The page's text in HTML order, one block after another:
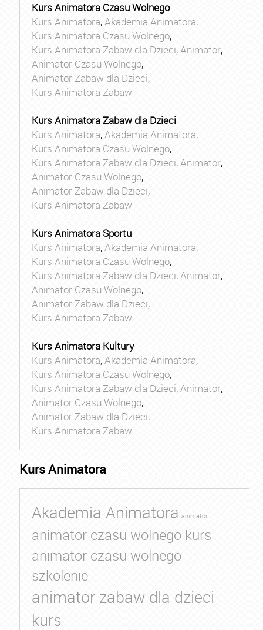
Kurs Animatora Czasu Wolnego
Kurs Animatora,Akademia Animatora,
Kurs Animatora Czasu Wolnego,
Kurs Animatora Zabaw dla Dzieci,Animator,
Animator Czasu Wolnego,
Animator Zabaw dla Dzieci,
Kurs Animatora Zabaw
Kurs Animatora Zabaw dla Dzieci
Kurs Animatora,Akademia Animatora,
Kurs Animatora Czasu Wolnego,
Kurs Animatora Zabaw dla Dzieci,Animator,
Animator Czasu Wolnego,
Animator Zabaw dla Dzieci,
Kurs Animatora Zabaw
Kurs Animatora Sportu
Kurs Animatora,Akademia Animatora,
Kurs Animatora Czasu Wolnego,
Kurs Animatora Zabaw dla Dzieci,Animator,
Animator Czasu Wolnego,
Animator Zabaw dla Dzieci,
Kurs Animatora Zabaw
Kurs Animatora Kultury
Kurs Animatora,Akademia Animatora,
Kurs Animatora Czasu Wolnego,
Kurs Animatora Zabaw dla Dzieci,Animator,
Animator Czasu Wolnego,
Animator Zabaw dla Dzieci,
Kurs Animatora Zabaw
Kurs Animatora
Akademia Animatora animator
animator czasu wolnego kurs
animator czasu wolnego
szkolenie
animator zabaw dla dzieci
kurs